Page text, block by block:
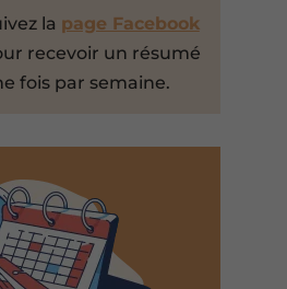
la page Facebook
recevoir un résumé
fois par semaine.